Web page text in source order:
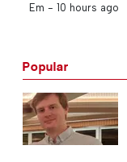
Em - 10 hours ago
Popular